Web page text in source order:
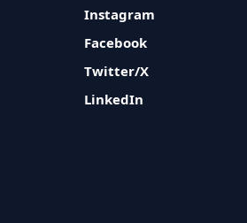
Instagram
Facebook
Twitter/X
LinkedIn